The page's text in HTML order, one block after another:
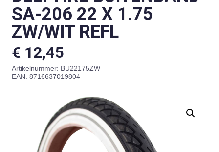
SA-206 22 X 1.75
ZW/WIT REFL
€ 12,45
Artikelnummer: BU22175ZW
EAN: 8716637019804